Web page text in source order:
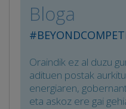
Bloga
Oraindik ez al duzu
adituen postak
energiaren,
eta askoz ere gai